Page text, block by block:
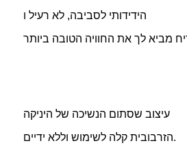
הידידותי לסביבה, לא רעיל ו
עיצוב שסתום הנשיכה של היניקה
הזרבובית קלה לשימוש וללא ידיים.